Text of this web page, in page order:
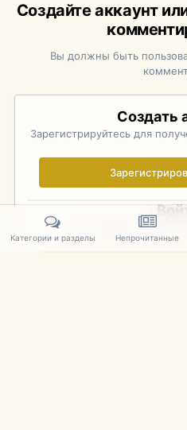
Создайте аккаунт
Вы должны быть
Создать
Зарегистрируйтесь для
Уже
Категории и разделы Непрочитанные